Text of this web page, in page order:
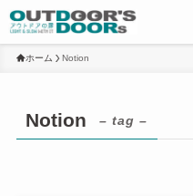
ホーム Notion
Notion – tag –